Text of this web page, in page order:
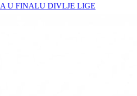
U FINALU DIVLJE LIGE